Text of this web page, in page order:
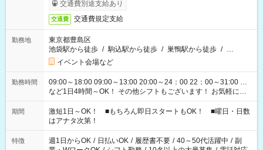
交通費別途支給あり
交通費 交通費規定支給
勤務地
東京都豊島区
池袋駅から徒歩 / 駒込駅から徒歩 / 巣鴨駅から徒歩 / …
イベント会場など
勤務時間
09:00～18:00 09:00～13:00 20:00～24：00 22：00～31:00 …
など1日4時間～OK！ その他シフトもございます！ お気軽にご
相談ください！
期間
激短1日～OK！ ■もちろん即日スタートもOK！ ■曜日・日数
はアナタ次第！
特徴 週1日からOK / 日払いOK / 履歴書不要 / 40～50代活躍中 / 副